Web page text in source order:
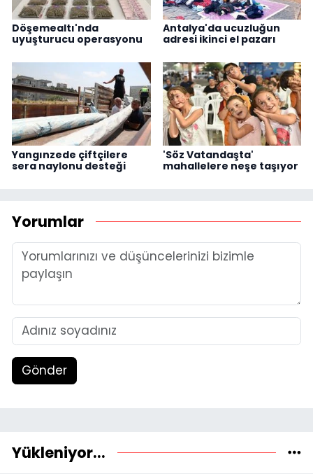
Döşemealtı'nda
uyuşturucu operasyonu
Antalya'da ucuzluğun
adresi ikinci el pazarı
Yangınzede çiftçilere
sera naylonu desteği
'Söz Vatandaşta'
mahallelere neşe taşıyor
Yorumlar
Gönder
Yükleniyor...